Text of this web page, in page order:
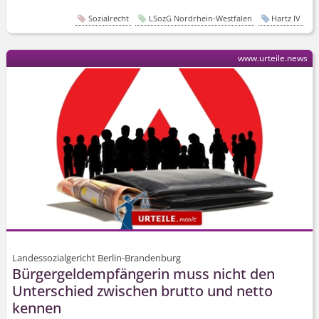
Sozialrecht LSozG Nordrhein-Westfalen Hartz IV
Landessozialgericht Berlin-Brandenburg
Bürgergeld­empfängerin muss nicht den
Unterschied zwischen brutto und netto
kennen
www.urteile.news